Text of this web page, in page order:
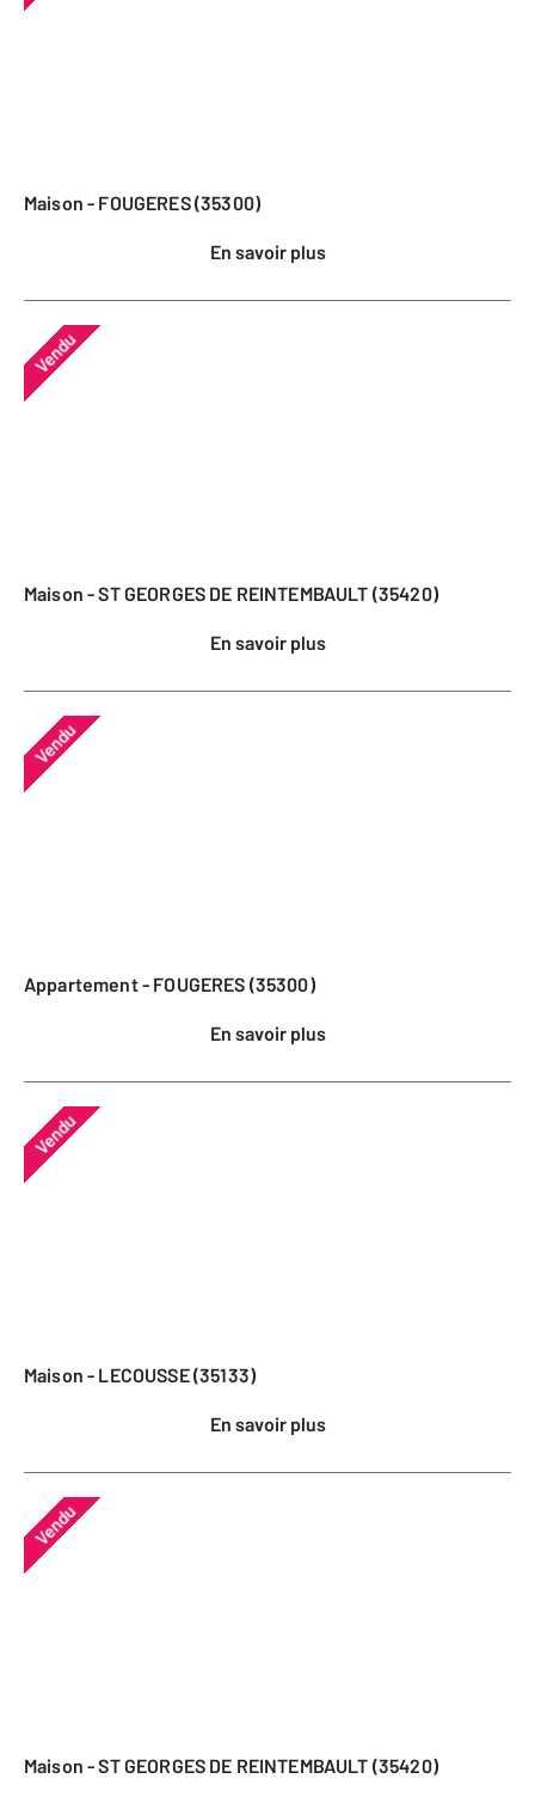
Maison - FOUGERES (35300)
En savoir plus
Vendu
Maison - ST GEORGES DE REINTEMBAULT (35420)
En savoir plus
Vendu
Appartement - FOUGERES (35300)
En savoir plus
Vendu
Maison - LECOUSSE (35133)
En savoir plus
Vendu
Maison - ST GEORGES DE REINTEMBAULT (35420)